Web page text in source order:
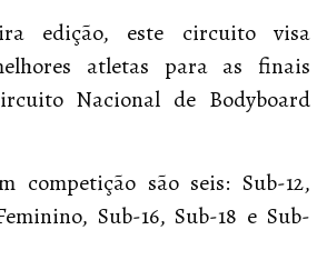
edição, este circuito visa
atletas para as finais
Nacional de Bodyboard
competição são seis: Sub-12,
Sub-16, Sub-18 e Sub-